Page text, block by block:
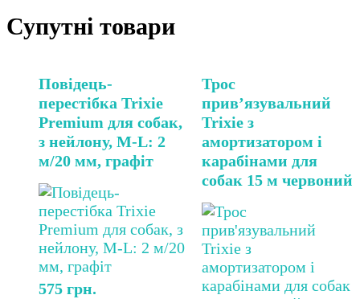
Супутні товари
Повідець-
перестібка Trixie
Premium для собак,
з нейлону, M-L: 2
м/20 мм, графіт
575 грн.
Трос
прив’язувальний
Trixie з
амортизатором і
карабінами для
собак 15 м червоний